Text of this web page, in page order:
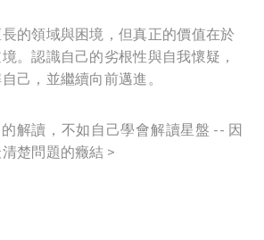
的領域與困境，但真正的價值在於
。認識自己的劣根性與自我懷疑，
己，並繼續向前邁進。
解讀，不如自己學會解讀星盤 -- 因
楚問題的癥結 >